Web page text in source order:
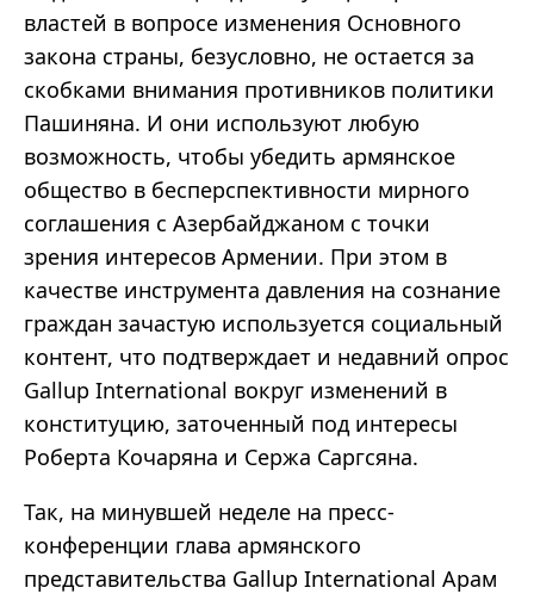
властей в вопросе изменения Основного
закона страны, безусловно, не остается за
скобками внимания противников политики
Пашиняна. И они используют любую
возможность, чтобы убедить армянское
общество в бесперспективности мирного
соглашения с Азербайджаном с точки
зрения интересов Армении. При этом в
качестве инструмента давления на сознание
граждан зачастую используется социальный
контент, что подтверждает и недавний опрос
Gallup International вокруг изменений в
конституцию, заточенный под интересы
Роберта Кочаряна и Сержа Саргсяна.
Так, на минувшей неделе на пресс-
конференции глава армянского
представительства Gallup International Арам